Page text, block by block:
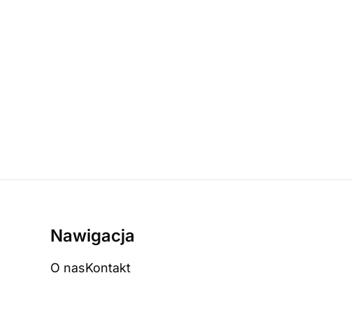
Nawigacja
O nasKontakt